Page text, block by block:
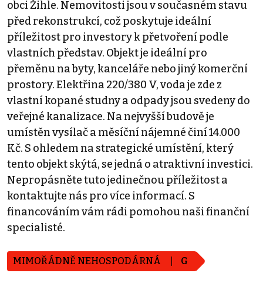
obci Žihle. Nemovitosti jsou v současném stavu
před rekonstrukcí, což poskytuje ideální
příležitost pro investory k přetvoření podle
vlastních představ. Objekt je ideální pro
přeměnu na byty, kanceláře nebo jiný komerční
prostory. Elektřina 220/380 V, voda je zde z
vlastní kopané studny a odpady jsou svedeny do
veřejné kanalizace. Na nejvyšší budově je
umístěn vysílač a měsíční nájemné činí 14.000
Kč. S ohledem na strategické umístění, který
tento objekt skýtá, se jedná o atraktivní investici.
Nepropásněte tuto jedinečnou příležitost a
kontaktujte nás pro více informací. S
financováním vám rádi pomohou naši finanční
specialisté.
MIMOŘÁDNĚ NEHOSPODÁRNÁ G